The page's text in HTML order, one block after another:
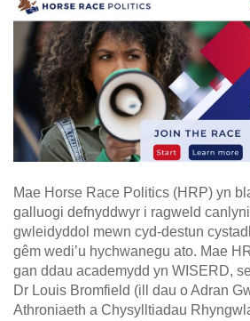
Mae Horse Race Politics (HRP) yn
galluogi defnyddwyr i ragweld
gwleidyddol mewn cyd-destun
gêm wedi’u hychwanegu ato. Mae
gan ddau academydd yn WISERD,
Dr Louis Bromfield (ill dau o Adran
Athroniaeth a Chysylltiadau